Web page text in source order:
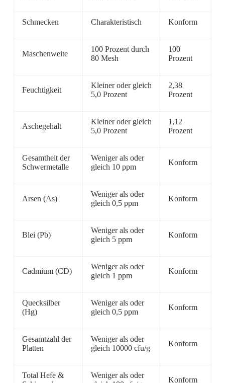
Schmecken Charakteristisch Konform
Maschenweite
100 Prozent durch
80 Mesh
100
Prozent
Feuchtigkeit
Kleiner oder gleich
5,0 Prozent
2,38
Prozent
Aschegehalt
Kleiner oder gleich
5,0 Prozent
1,12
Prozent
Gesamtheit der
Schwermetalle
Weniger als oder
gleich 10 ppm
Konform
Arsen (As)
Weniger als oder
gleich 0,5 ppm
Konform
Blei (Pb)
Weniger als oder
gleich 5 ppm
Konform
Cadmium (CD)
Weniger als oder
gleich 1 ppm
Konform
Quecksilber
(Hg)
Weniger als oder
gleich 0,5 ppm
Konform
Gesamtzahl der
Platten
Weniger als oder
gleich 10000 cfu/g
Konform
Total Hefe &
Weniger als oder
Konform